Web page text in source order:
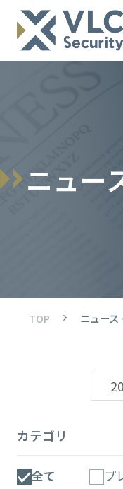
ニュー
TOP ニュース
カテゴリ
全て プ